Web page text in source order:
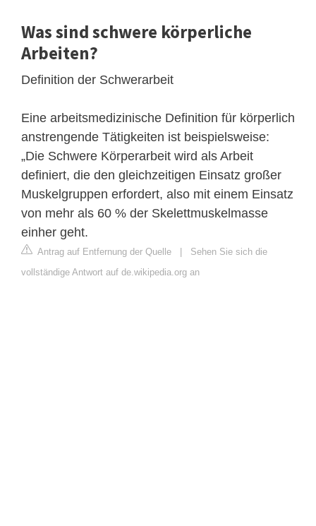
Was sind schwere körperliche
Arbeiten?
Definition der Schwerarbeit
Eine arbeitsmedizinische Definition für körperlich
anstrengende Tätigkeiten ist beispielsweise:
„Die Schwere Körperarbeit wird als Arbeit
definiert, die den gleichzeitigen Einsatz großer
Muskelgruppen erfordert, also mit einem Einsatz
von mehr als 60 % der Skelettmuskelmasse
einher geht.
Antrag auf Entfernung der Quelle
Sehen Sie sich die
vollständige Antwort auf de.wikipedia.org an